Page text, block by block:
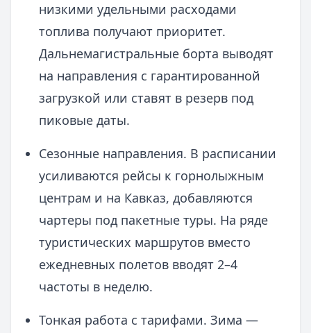
низкими удельными расходами
топлива получают приоритет.
Дальнемагистральные борта выводят
на направления с гарантированной
загрузкой или ставят в резерв под
пиковые даты.
Сезонные направления. В расписании
усиливаются рейсы к горнолыжным
центрам и на Кавказ, добавляются
чартеры под пакетные туры. На ряде
туристических маршрутов вместо
ежедневных полетов вводят 2–4
частоты в неделю.
Тонкая работа с тарифами. Зима —